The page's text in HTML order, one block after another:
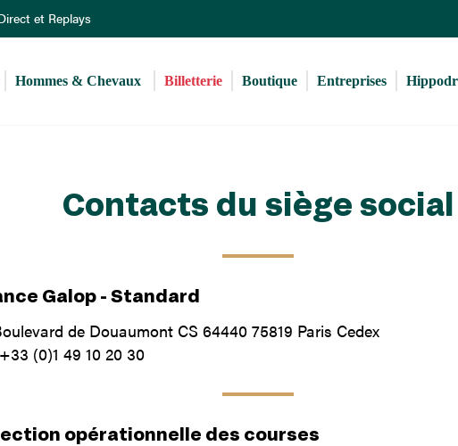
au
principal
et Replays
Hommes & Chevaux Billetterie Boutique Entreprises
Contacts du siège social
Galop - Standard
de Douaumont CS 64440 75819 Paris Cedex
(0)1 49 10 20 30
opérationnelle des courses